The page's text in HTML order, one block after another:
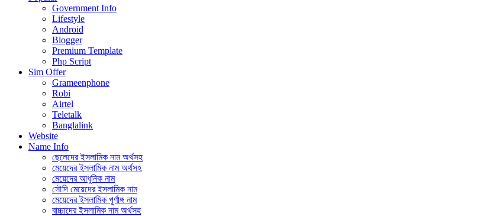
Government Info
Lifestyle
Android
Blogger
Premium Template
Php Script
Sim Offer
Grameenphone
Robi
Airtel
Teletalk
Banglalink
Website
Name Info
ছেলেদের ইসলামিক নাম অর্থসহ
মেয়েদের ইসলামিক নাম অর্থসহ
মেয়েদের আধুনিক নাম
সৌদি মেয়েদের ইসলামিক নাম
মেয়েদের ইসলামিক পূর্ণাঙ্গ নাম
বাচ্চাদের ইসলামিক নাম অর্থসহ